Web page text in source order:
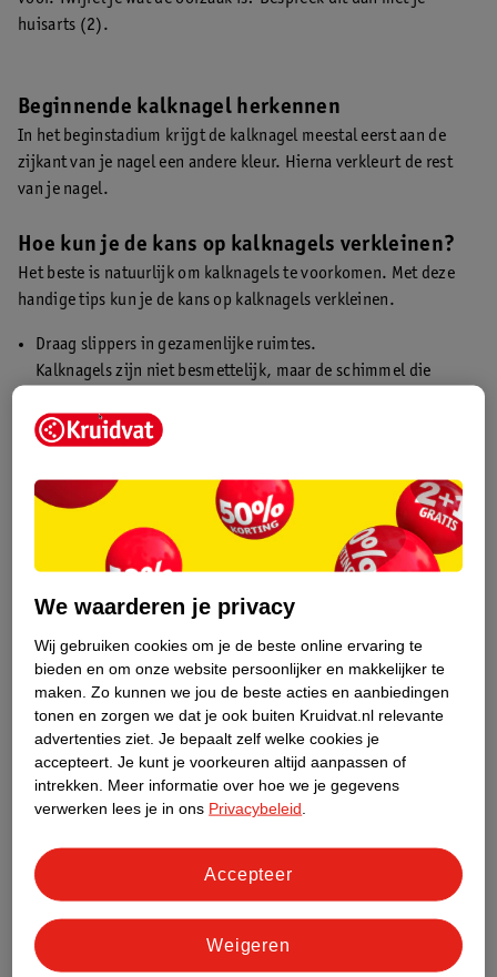
huisarts (2).
Beginnende kalknagel herkennen
In het beginstadium krijgt de kalknagel meestal eerst aan de
zijkant van je nagel een andere kleur. Hierna verkleurt de rest
van je nagel.
Hoe kun je de kans op kalknagels verkleinen?
Het beste is natuurlijk om kalknagels te voorkomen. Met deze
handige tips kun je de kans op kalknagels verkleinen.
Draag slippers in gezamenlijke ruimtes.
Kalknagels zijn niet besmettelijk, maar de schimmel die
schilfers onder je nagels.
Droog je voeten af na het douchen.
Draag dagelijks schone en katoenen sokken.
Draag ventilerende schoenen.
Reinig voetverzorgingsproducten na gebruik en deel ze niet
met anderen.
Kalknagel behandelen
Je kunt kalknagels zelf behandelen met producten zoals een
kalknagelpen, -kwastje, -pleister of -behandelset. Deze
producten kun je kopen bij Kruidvat. Je vindt ze in het schap
kalknagelbehandeling.
We waarderen je privacy
Wij gebruiken cookies om je de beste online ervaring te
bieden en om onze website persoonlijker en makkelijker te
maken. Zo kunnen we jou de beste acties en aanbiedingen
tonen en zorgen we dat je ook buiten Kruidvat.nl relevante
advertenties ziet. Je bepaalt zelf welke cookies je
accepteert. Je kunt je voorkeuren altijd aanpassen of
intrekken.
Meer informatie over hoe we je gegevens
verwerken lees je in ons Privacybeleid
Weigeren
Accepteer